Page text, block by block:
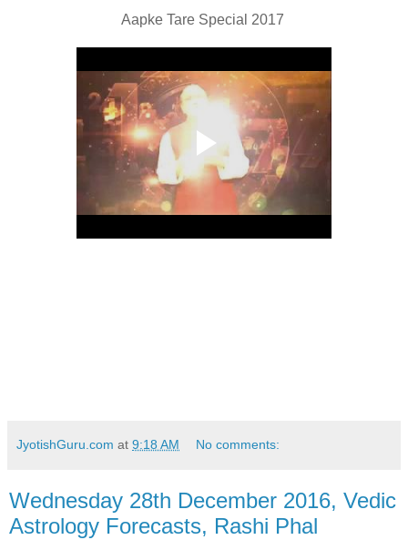
Aapke Tare Special 2017
JyotishGuru.com at 9:18 AM No comments:
Wednesday 28th December 2016, Vedic
Astrology Forecasts, Rashi Phal